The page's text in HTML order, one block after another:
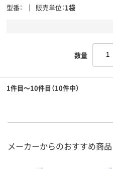
型番 販売単位 1袋
数量
1件目～10件目（10件中）
メーカーからのおすすめ商品